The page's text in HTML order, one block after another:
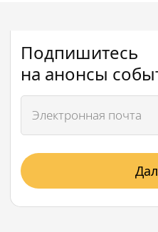
Подпишитесь
на анонсы